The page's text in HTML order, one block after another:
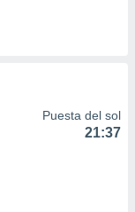
Puesta del sol
21:37